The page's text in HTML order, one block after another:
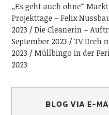
„Es geht auch ohne“
Projekttage – Felix
2023
Die Cleanerin –
September 2023
TV Dreh
2023
Müllbingo in der
2023
BLOG VIA E-